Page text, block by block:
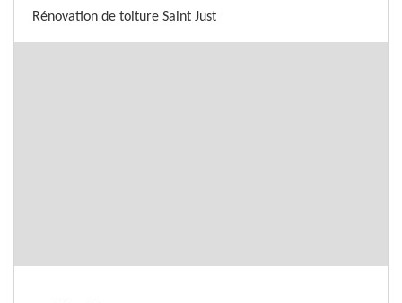
Rénovation de toiture Saint Just